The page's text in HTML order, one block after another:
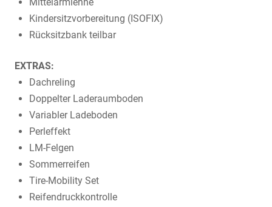
Mittelarmlehne
Kindersitzvorbereitung (ISOFIX)
Rücksitzbank teilbar
EXTRAS:
Dachreling
Doppelter Laderaumboden
Variabler Ladeboden
Perleffekt
LM-Felgen
Sommerreifen
Tire-Mobility Set
Reifendruckkontrolle